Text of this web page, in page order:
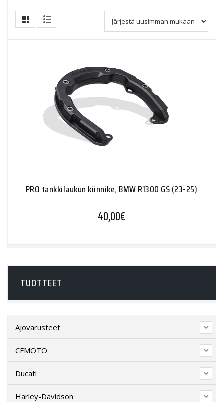
PRO tankkilaukun kiinnike, BMW R1300 GS (23-25)
40,00€
TUOTTEET
Ajovarusteet
CFMOTO
Ducati
Harley-Davidson